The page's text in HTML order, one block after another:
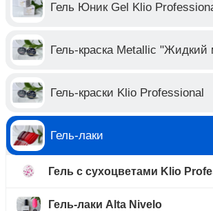
Гель Юник Gel Klio
Гель-краска Metallic "Жидкий
Гель-краски Klio Professional
Гель-лаки
Гель с сухоцветами Klio
Гель-лаки Alta Nivelo